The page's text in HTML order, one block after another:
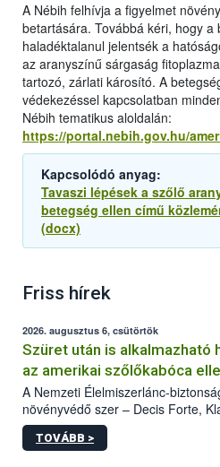
A Nébih felhívja a figyelmet
betartására. Továbbá kéri, hogy a
haladéktalanul jelentsék a
az aranyszínű sárgaság
tartozó, zárlati károsító. A
védekezéssel kapcsolatban
Nébih tematikus aloldalán:
https://portal.nebih.gov.hu/
Kapcsolódó anyag:
Tavaszi lépések a szőlő
betegség ellen című
(docx)
Friss hírek
2026. augusztus 6, csütörtök
Szüret után is alkalmazható
az amerikai szőlőkabóca
A Nemzeti Élelmiszerlánc-
növényvédő szer – Decis Forte,
engedélyokiratát módosította, így
egészen a vesszőérettség (BBCH
TOVÁBB >